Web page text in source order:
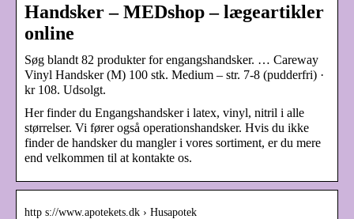
Handsker – MEDshop – lægeartikler
online
Søg blandt 82 produkter for engangshandsker. … Careway
Vinyl Handsker (M) 100 stk. Medium – str. 7-8 (pudderfri) ·
kr 108. Udsolgt.
Her finder du Engangshandsker i latex, vinyl, nitril i alle
størrelser. Vi fører også operationshandsker. Hvis du ikke
finder de handsker du mangler i vores sortiment, er du mere
end velkommen til at kontakte os.
http s://www.apotekets.dk › Husapotek